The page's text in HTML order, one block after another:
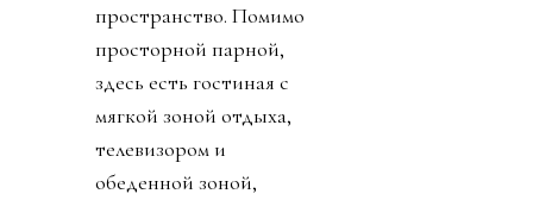
пространство. Помимо
просторной парной,
здесь есть гостиная с
мягкой зоной отдыха,
телевизором и
обеденной зоной,